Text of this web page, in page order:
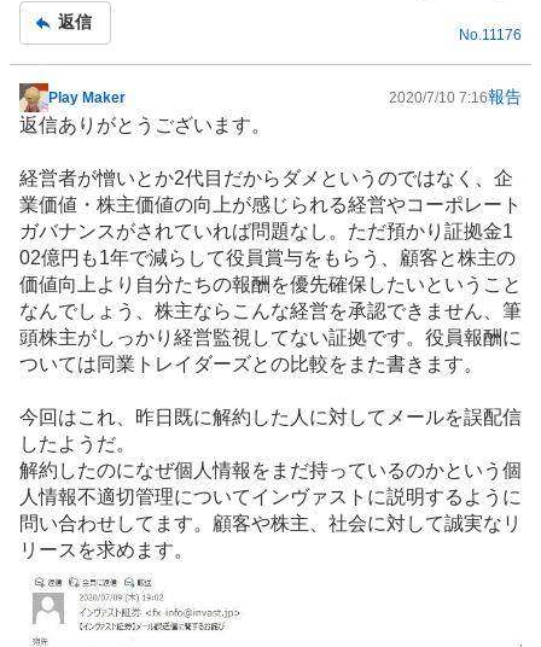
返信
No. 11176
掲
示
記
事
Play Maker 2020/7/10 7:16報告
返信ありがとうございます。
経営者が憎いとか2代目だからダメというのではなく、企
業価値・株主価値の向上が感じられる経営やコーポレート
ガバナンスがされていれば問題なし。ただ預かり証拠金1
02億円も1年で減らして役員賞与をもらう、顧客と株主の
価値向上より自分たちの報酬を優先確保したいということ
なんでしょう、株主ならこんな経営を承認できません、筆
頭株主がしっかり経営監視してない証拠です。役員報酬に
ついては同業トレイダーズとの比較をまた書きます。
今回はこれ、昨日既に解約した人に対してメールを誤配信
したようだ。
解約したのになぜ個人情報をまだ持っているのかという個
人情報不適切管理についてインヴァストに説明するように
問い合わせしてます。顧客や株主、社会に対して誠実なリ
リースを求めます。